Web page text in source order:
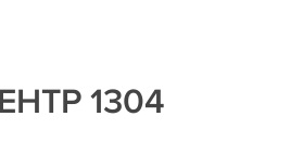
1304